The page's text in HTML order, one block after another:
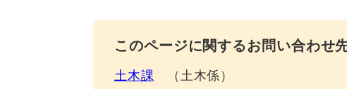
このページに関するお問い合わせ
土木課
土木係